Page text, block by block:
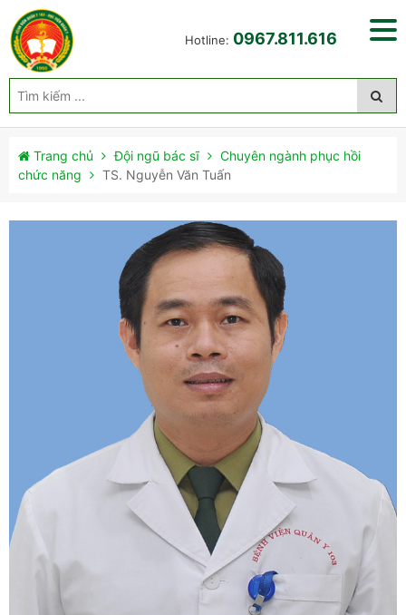
Hotline: 0967.811.616
Trang chủ Đội ngũ bác sĩ
Chuyên ngành phục hồi
chức năng
TS. Nguyễn Văn Tuấn